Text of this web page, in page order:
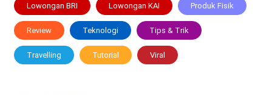
Lowongan BRI Lowongan KAI Produk Fisik
Review Teknologi Tips & Trik
Travelling Tutorial Viral